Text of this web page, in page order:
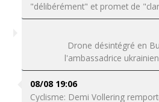
"délibérément" et promet de
Drone désintégré en
l'ambassadrice
08/08 19:06
Cyclisme: Demi Vollering